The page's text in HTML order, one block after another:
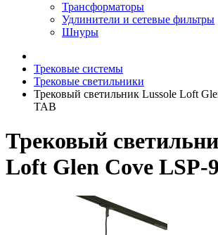
Трансформаторы
Удлинители и сетевые фильтры
Шнуры
Трековые системы
Трековые светильники
Трековый светильник Lussole Loft
TAB
Трековый
Loft Glen Cove LSP-